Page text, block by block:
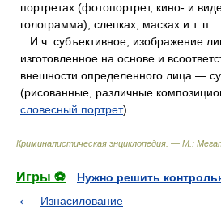
портретах (фотопортрет, кино- и
голограмма), слепках, масках и т. п.
И.ч. субъективное, изображение
изготовленное на основе и
внешности определенного лица —
(рисованные, различные
словесный портрет).
Криминалистическая энциклопедия. — М.:
Игры ⚽
Нужно решить
Изнасилование